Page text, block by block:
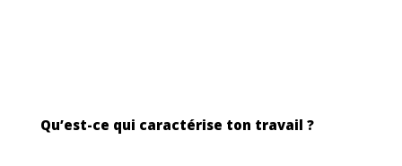
Qu’est-ce qui caractérise ton travail ?